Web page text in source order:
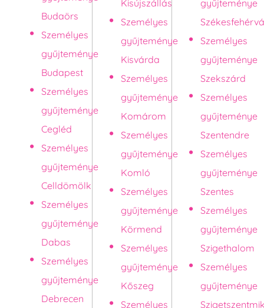
Budaörs
Személyes
gyűjteménye
Budapest
Személyes
gyűjteménye
Cegléd
Személyes
gyűjteménye
Celldömölk
Személyes
gyűjteménye
Dabas
Személyes
gyűjteménye
Debrecen
Kisújszállás
Személyes
gyűjteménye
Kisvárda
Személyes
gyűjteménye
Komárom
Személyes
gyűjteménye
Komló
Személyes
gyűjteménye
Körmend
Személyes
gyűjteménye
Kőszeg
Személyes
gyűjteménye
Személyes
gyűjteménye
Szekszárd
Személyes
gyűjteménye
Szentendre
Személyes
gyűjteménye
Szentes
Személyes
gyűjteménye
Szigethalom
Személyes
gyűjteménye